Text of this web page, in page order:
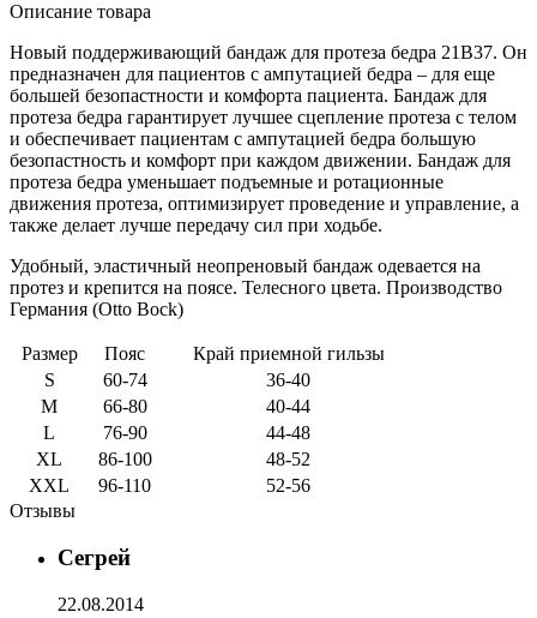
Описание товара
Новый поддерживающий бандаж для протеза бедра 21B37. Он
предназначен для пациентов с ампутацией бедра – для еще
большей безопастности и комфорта пациента. Бандаж для
протеза бедра гарантирует лучшее сцепление протеза с телом
и обеспечивает пациентам с ампутацией бедра большую
безопастность и комфорт при каждом движении. Бандаж для
протеза бедра уменьшает подъемные и ротационные
движения протеза, оптимизирует проведение и управление, а
также делает лучше передачу сил при ходьбе.
Удобный, эластичный неопреновый бандаж одевается на
протез и крепится на поясе. Телесного цвета. Производство
Германия (Otto Bock)
Размер Пояс
Край приемной гильзы
S
60-74
36-40
M
66-80
40-44
L
76-90
44-48
XL
86-100
48-52
XXL
96-110
52-56
Отзывы
Сегрей
22.08.2014